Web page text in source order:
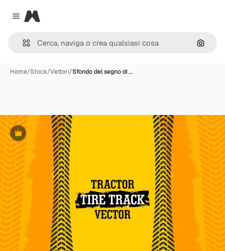
Close menu
Magnific
Cerca
Home/Stock/Vettori/Sfondo del segno di …
Premium